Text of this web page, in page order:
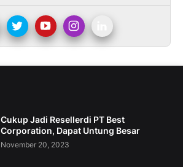
Cukup Jadi Resellerdi PT Best
Corporation, Dapat Untung Besar
November 20, 2023